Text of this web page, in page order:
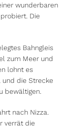
wunderbaren
Die
Bahngleis
zum Meer und
lohnt es
und die Strecke
bewältigen.
nach Nizza.
verrät die